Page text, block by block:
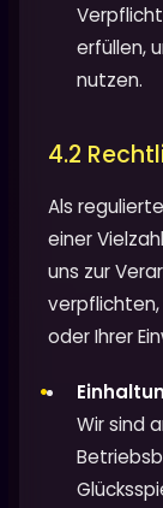
erfüllen,
nutzen.
4.2
Als
einer
uns zur
oder Ihrer
Wir sind